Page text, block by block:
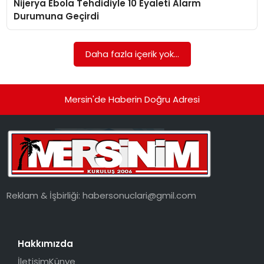
EKONOMI
Nijerya Ebola Tehdidiyle 10 Eyaleti Alarm
Durumuna Geçirdi
Daha fazla içerik yok...
Mersin'de Haberin Doğru Adresi
Reklam & İşbirliği:habersonuclari@gmil.com
Hakkımızda
İletişimKünye